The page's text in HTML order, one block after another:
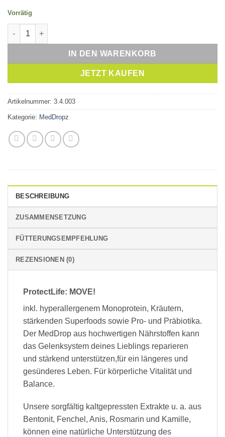
Vorrätig
MedDrop: MOVE! (3er Pack) Menge
IN DEN WARENKORB
JETZT KAUFEN
Artikelnummer: 3.4.003
Kategorie: MedDropz
BESCHREIBUNG
ZUSAMMENSETZUNG
FÜTTERUNGSEMPFEHLUNG
REZENSIONEN (0)
ProtectLife: MOVE!
inkl. hyperallergenem Monoprotein, Kräutern,
stärkenden Superfoods sowie Pro- und Präbiotika.
Der MedDrop aus hochwertigen Nährstoffen kann
das Gelenksystem deines Lieblings reparieren
und stärkend unterstützen,für ein längeres und
gesünderes Leben. Für körperliche Vitalität und
Balance.
Unsere sorgfältig kaltgepressten Extrakte u. a. aus
Bentonit, Fenchel, Anis, Rosmarin und Kamille,
können eine natürliche Unterstützung des